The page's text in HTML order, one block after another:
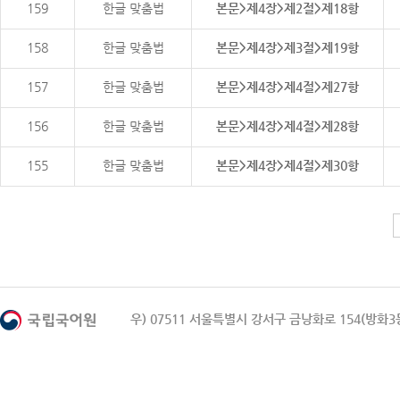
159 한글 맞춤법 본문>제4장>제2절>제18항
158 한글 맞춤법 본문>제4장>제3절>제19항
157 한글 맞춤법 본문>제4장>제4절>제27항
156 한글 맞춤법 본문>제4장>제4절>제28항
155 한글 맞춤법 본문>제4장>제4절>제30항
우) 07511 서울특별시 강서구 금낭화로 154(방화3